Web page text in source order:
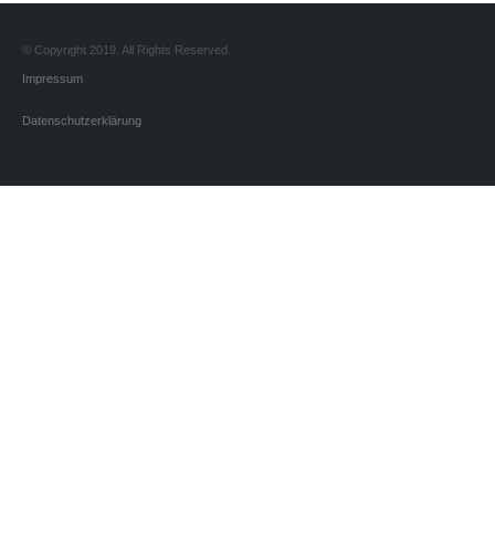
© Copyright 2019. All Rights Reserved.
Impressum
Datenschutzerklärung